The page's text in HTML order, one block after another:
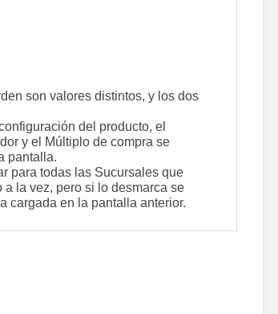
son valores distintos, y los dos
del producto, el
y el Múltiplo de compra se
pantalla.
para todas las Sucursales que
la vez, pero si lo desmarca se
cargada en la pantalla anterior.